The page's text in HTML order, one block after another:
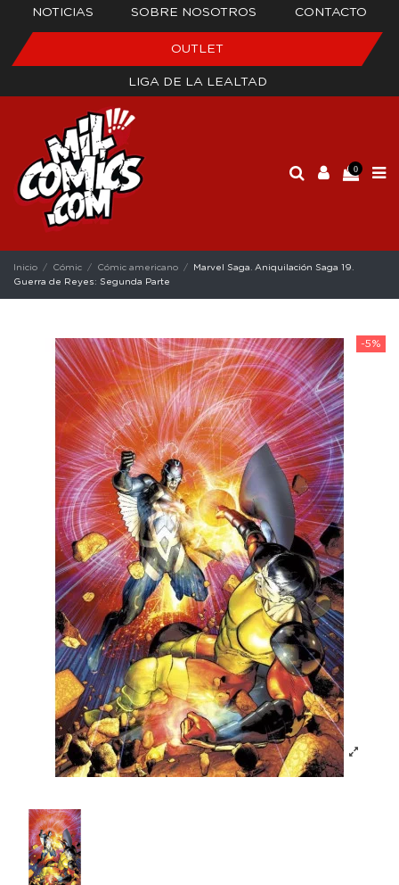
NOTICIAS SOBRE NOSOTROS CONTACTO
OUTLET
LIGA DE LA LEALTAD
0
Inicio Cómic Cómic americano
Marvel Saga. Aniquilación Saga 19.
Guerra de Reyes: Segunda Parte
-5%